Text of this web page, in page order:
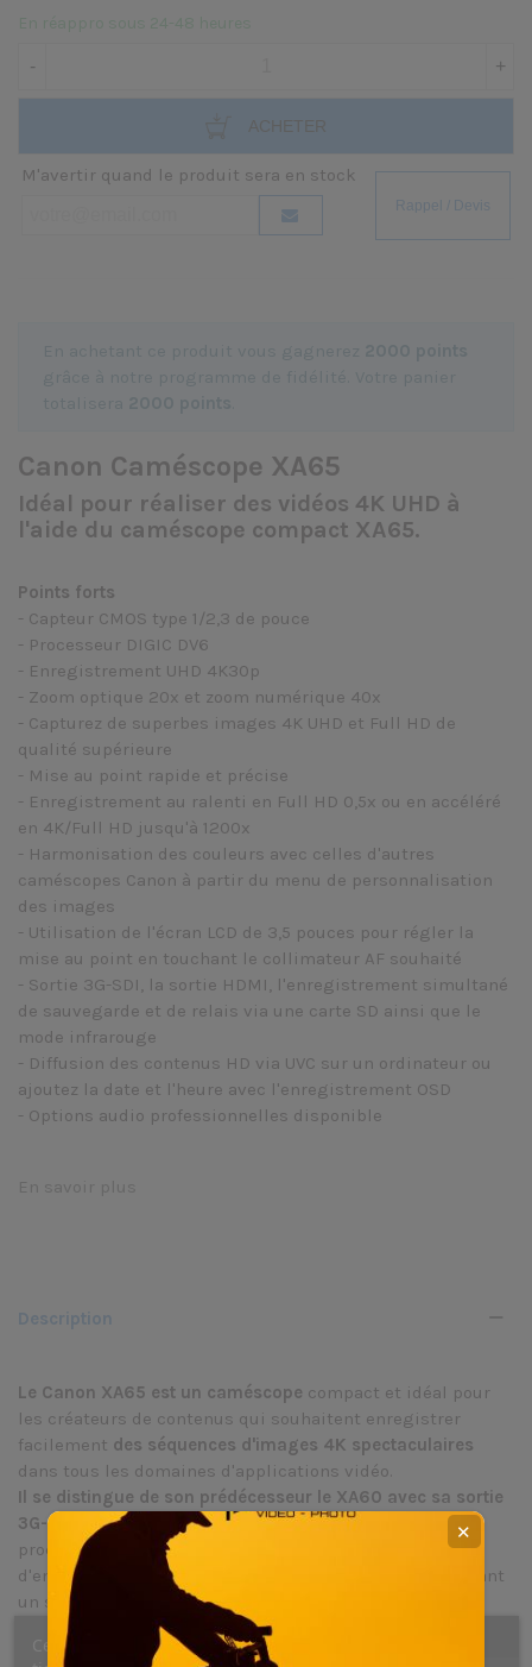
- +
ACHETER
M'avertir quand le produit sera en stock
Canon Caméscope XA65
Idéal pour réaliser des vidéos 4K UHD à
l'aide du caméscope compact XA65.
Points forts
- Capteur CMOS type 1/2,3 de pouce
- Processeur DIGIC DV6
- Enregistrement UHD 4K30p
- Zoom optique 20x et zoom numérique 40x
- Capturez de superbes images 4K UHD et Full HD de
qualité supérieure
- Mise au point rapide et précise
- Enregistrement au ralenti en Full HD 0,5x ou en accéléré
en 4K/Full HD jusqu'à 1200x
- Harmonisation des couleurs avec celles d'autres
caméscopes Canon à partir du menu de personnalisation
des images
- Utilisation de l'écran LCD de 3,5 pouces pour régler la
mise au point en touchant le collimateur AF souhaité
- Sortie 3G-SDI, la sortie HDMI, l'enregistrement simultané
de sauvegarde et de relais via une carte SD ainsi que le
mode infrarouge
- Diffusion des contenus HD via UVC sur un ordinateur ou
ajoutez la date et l'heure avec l'enregistrement OSD
- Options audio professionnelles disponible
Description
Le Canon XA65 est un caméscope compact et idéal pour
les créateurs de contenus qui souhaitent enregistrer
facilement des séquences d'images 4K spectaculaires
dans tous les domaines d'applications vidéo.
Il se distingue de son prédécesseur le XA60 avec sa sortie
3G-SDI
. Il combine un capteur CMOS type 1/2,3 et un
processeur d'image vidéo DIGIC DV6, lui permettant
d'enregistrer des images UHD 4K et Full HD en appliquant
un sur-échantillonnage à l'origine d'une qualité HD
supérieure.
Polyvalent, il est parfait pour une grande diversité de
Ce site Web utilise ses propres cookies et ceux de
✕